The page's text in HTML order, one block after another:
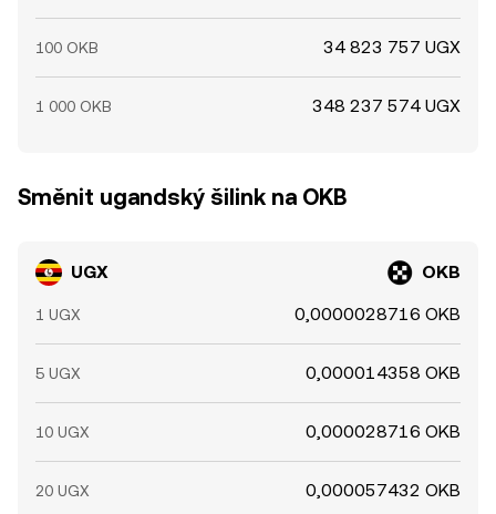
100 OKB 34 823 757 UGX
1 000 OKB 348 237 574 UGX
Směnit ugandský šilink na OKB
UGX OKB
1 UGX 0,0000028716 OKB
5 UGX 0,000014358 OKB
10 UGX 0,000028716 OKB
20 UGX 0,000057432 OKB